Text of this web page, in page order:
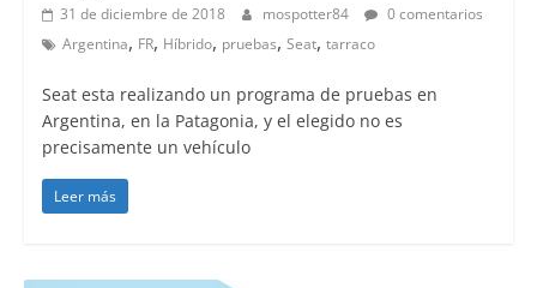
31 de diciembre de 2018 mospotter84
0 comentarios
Argentina, FR, Híbrido, pruebas, Seat, tarraco
Seat esta realizando un programa de pruebas en
Argentina, en la Patagonia, y el elegido no es
precisamente un vehículo
Leer más